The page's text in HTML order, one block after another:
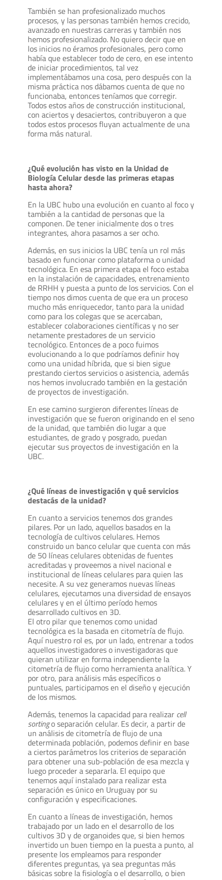
También se han profesionalizado muchos
procesos, y las personas también hemos crecido,
avanzado en nuestras carreras y también nos
hemos profesionalizado. No quiero decir que en
los inicios no éramos profesionales, pero como
había que establecer todo de cero, en ese intento
de iniciar procedimientos, tal vez
implementábamos una cosa, pero después con la
misma práctica nos dábamos cuenta de que no
funcionaba, entonces teníamos que corregir.
Todos estos años de construcción institucional,
con aciertos y desaciertos, contribuyeron a que
todos estos procesos fluyan actualmente de una
forma más natural.
¿Qué evolución has visto en la Unidad de
Biología Celular desde las primeras etapas
hasta ahora?
En la UBC hubo una evolución en cuanto al foco y
también a la cantidad de personas que la
componen. De tener inicialmente dos o tres
integrantes, ahora pasamos a ser ocho.
Además, en sus inicios la UBC tenía un rol más
basado en funcionar como plataforma o unidad
tecnológica. En esa primera etapa el foco estaba
en la instalación de capacidades, entrenamiento
de RRHH y puesta a punto de los servicios. Con el
tiempo nos dimos cuenta de que era un proceso
mucho más enriquecedor, tanto para la unidad
como para los colegas que se acercaban,
establecer colaboraciones científicas y no ser
netamente prestadores de un servicio
tecnológico. Entonces de a poco fuimos
evolucionando a lo que podríamos definir hoy
como una unidad híbrida, que si bien sigue
prestando ciertos servicios o asistencia, además
nos hemos involucrado también en la gestación
de proyectos de investigación.
En ese camino surgieron diferentes líneas de
investigación que se fueron originando en el seno
de la unidad, que también dio lugar a que
estudiantes, de grado y posgrado, puedan
ejecutar sus proyectos de investigación en la
UBC.
¿Qué líneas de investigación y qué servicios
destacás de la unidad?
En cuanto a servicios tenemos dos grandes
pilares. Por un lado, aquellos basados en la
tecnología de cultivos celulares. Hemos
construido un banco celular que cuenta con más
de 50 líneas celulares obtenidas de fuentes
acreditadas y proveemos a nivel nacional e
institucional de líneas celulares para quien las
necesite. A su vez generamos nuevas líneas
celulares, ejecutamos una diversidad de ensayos
celulares y en el último período hemos
desarrollado cultivos en 3D.
El otro pilar que tenemos como unidad
tecnológica es la basada en citometría de flujo.
Aquí nuestro rol es, por un lado, entrenar a todos
aquellos investigadores o investigadoras que
quieran utilizar en forma independiente la
citometría de flujo como herramienta analítica. Y
por otro, para análisis más específicos o
puntuales, participamos en el diseño y ejecución
de los mismos.
Además, tenemos la capacidad para realizar cell
sortingo separación celular. Es decir, a partir de
un análisis de citometría de flujo de una
determinada población, podemos definir en base
a ciertos parámetros los criterios de separación
para obtener una sub-población de esa mezcla y
luego proceder a separarla. El equipo que
tenemos aquí instalado para realizar esta
separación es único en Uruguay por su
configuración y especificaciones.
En cuanto a líneas de investigación, hemos
trabajado por un lado en el desarrollo de los
cultivos 3D y de organoides que, si bien hemos
invertido un buen tiempo en la puesta a punto, al
presente los empleamos para responder
diferentes preguntas, ya sea preguntas más
básicas sobre la fisiología o el desarrollo, o bien